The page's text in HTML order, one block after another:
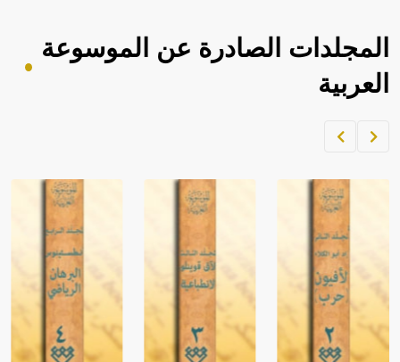
المجلدات الصادرة عن الموسوعة
العربية